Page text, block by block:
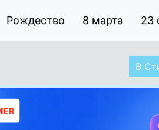
Рождество 8 марта 23
В